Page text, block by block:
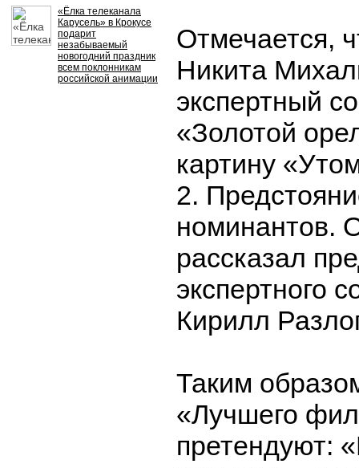
«Ёлка телеканала
Карусель» в Крокусе
подарит
незабываемый
новогодний праздник
всем поклонникам
российской анимации
Отмечается,
Никита
экспертный
«Золотой
картину
2.
номинантов.
рассказал
экспертного
Кирилл
Таким
«Лучшего
претендуют: